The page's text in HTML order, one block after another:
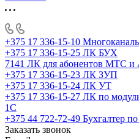
+375 17 336-15-10
+375 17 336-15-25 ЛК БУХ
7141 ЛК для абонентов МТС и
+375 17 336-15-23 ЛК ЗУП
+375 17 336-15-24 ЛК УТ
+375 17 336-15-27 ЛК по
1С
+375 44 722-72-49 Бухгалтер
Заказать звонок